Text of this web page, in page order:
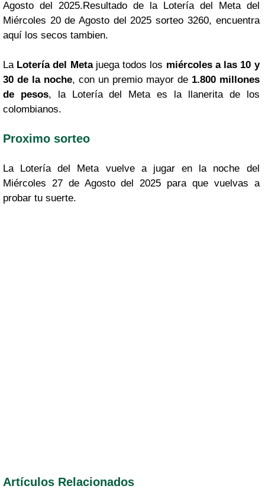
Agosto del 2025.Resultado de la Lotería del Meta del
Miércoles 20 de Agosto del 2025 sorteo 3260, encuentra
aquí los secos tambien.
La Lotería del Metajuega todos los miércoles a las 10 y
30 de la noche, con un premio mayor de 1.800 millones
de pesos, la Lotería del Meta es la llanerita de los
colombianos.
Proximo sorteo
La Lotería del Meta vuelve a jugar en la noche del
Miércoles 27 de Agosto del 2025 para que vuelvas a
probar tu suerte.
Artículos Relacionados